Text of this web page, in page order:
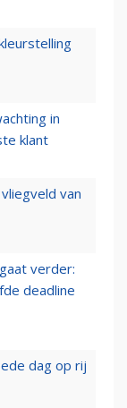
in
klant
van
verder:
deadline
dag op rij